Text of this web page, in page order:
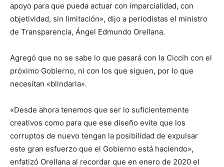
apoyo para que pueda actuar con imparcialidad, con
objetividad, sin limitación», dijo a periodistas el ministro
de Transparencia, Ángel Edmundo Orellana.
Agregó que no se sabe lo que pasará con la Ciccih con el
próximo Gobierno, ni con los que siguen, por lo que
necesitan «blindarla».
«Desde ahora tenemos que ser lo suficientemente
creativos como para que ese diseño evite que los
corruptos de nuevo tengan la posibilidad de expulsar
este gran esfuerzo que el Gobierno está haciendo»,
enfatizó Orellana al recordar que en enero de 2020 el